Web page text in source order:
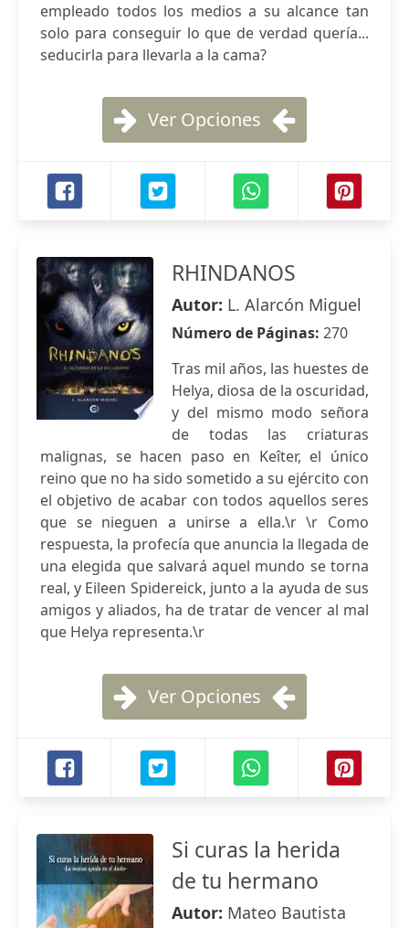
empleado todos los medios a su alcance tan
solo para conseguir lo que de verdad quería...
seducirla para llevarla a la cama?
Ver Opciones
RHINDANOS
Autor: L. Alarcón Miguel
Número de Páginas: 270
Tras mil años, las huestes de
Helya, diosa de la oscuridad,
y del mismo modo señora
de todas las criaturas
malignas, se hacen paso en Keîter, el único
reino que no ha sido sometido a su ejército con
el objetivo de acabar con todos aquellos seres
que se nieguen a unirse a ella.\r \r Como
respuesta, la profecía que anuncia la llegada de
una elegida que salvará aquel mundo se torna
real, y Eileen Spidereick, junto a la ayuda de sus
amigos y aliados, ha de tratar de vencer al mal
que Helya representa.\r
Ver Opciones
Si curas la herida
de tu hermano
Autor: Mateo Bautista